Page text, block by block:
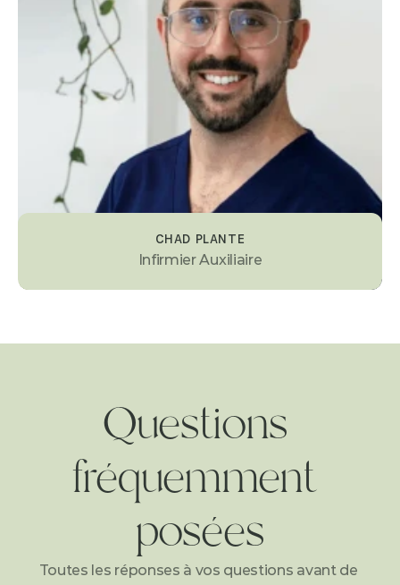
CHAD PLANTE
Infirmier Auxiliaire
Questions
fréquemment
posées
Toutes les réponses à vos questions avant de